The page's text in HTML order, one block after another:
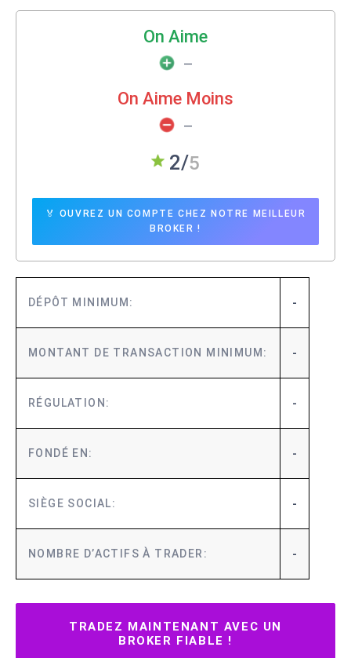
On Aime
—
On Aime Moins
—
2/
5
🏅 OUVREZ UN COMPTE CHEZ NOTRE MEILLEUR
BROKER !
DÉPÔT MINIMUM: -
MONTANT DE TRANSACTION MINIMUM: -
RÉGULATION: -
FONDÉ EN: -
SIÈGE SOCIAL: -
NOMBRE D’ACTIFS À TRADER: -
TRADEZ MAINTENANT AVEC UN
BROKER FIABLE !